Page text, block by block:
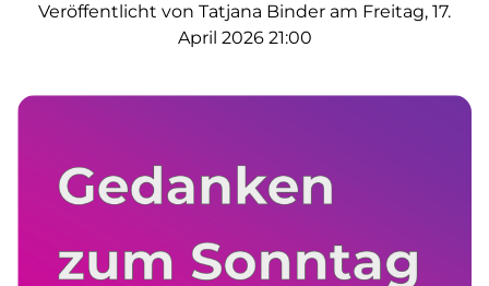
Veröffentlicht von Tatjana Binder am Freitag, 17.
April 2026 21:00